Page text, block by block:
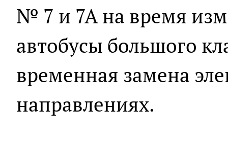
№ 7 и 7А на время
автобусы большого
временная замена
направлениях.